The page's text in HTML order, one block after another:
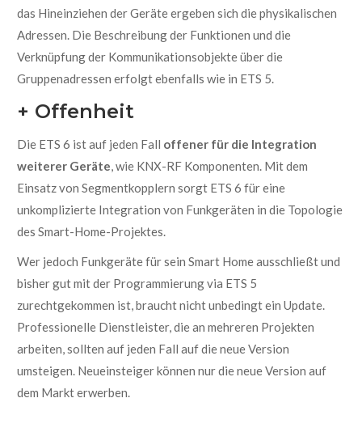
das Hineinziehen der Geräte ergeben sich die physikalischen
Adressen. Die Beschreibung der Funktionen und die
Verknüpfung der Kommunikationsobjekte über die
Gruppenadressen erfolgt ebenfalls wie in ETS 5.
+ Offenheit
Die ETS 6 ist auf jeden Fall offener für die Integration
weiterer Geräte, wie KNX-RF Komponenten. Mit dem
Einsatz von Segmentkopplern sorgt ETS 6 für eine
unkomplizierte Integration von Funkgeräten in die Topologie
des Smart-Home-Projektes.
Wer jedoch Funkgeräte für sein Smart Home ausschließt und
bisher gut mit der Programmierung via ETS 5
zurechtgekommen ist, braucht nicht unbedingt ein Update.
Professionelle Dienstleister, die an mehreren Projekten
arbeiten, sollten auf jeden Fall auf die neue Version
umsteigen. Neueinsteiger können nur die neue Version auf
dem Markt erwerben.